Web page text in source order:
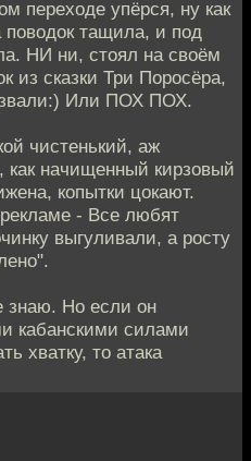
переходе упёрся, ну как
поводок тащила, и под
НИ ни, стоял на своём
из сказки Три Поросёра,
звали:) Или ПОХ ПОХ.
чистенький, аж
как начищенный кирзовый
копытки цокают.
- Все любят
выгуливали, а росту
знаю. Но если он
кабанскими силами
хватку, то атака